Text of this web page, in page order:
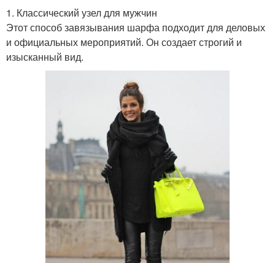
1. Классический узел для мужчин
Этот способ завязывания шарфа подходит для деловых
и официальных мероприятий. Он создает строгий и
изысканный вид.